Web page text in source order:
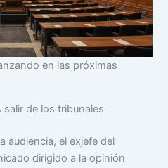
en las próximas
salir de los tribunales
audiencia, el exjefe del
dirigido a la opinión